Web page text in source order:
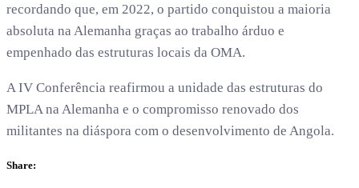
recordando que, em 2022, o partido conquistou a maioria
absoluta na Alemanha graças ao trabalho árduo e
empenhado das estruturas locais da OMA.
A IV Conferência reafirmou a unidade das estruturas do
MPLA na Alemanha e o compromisso renovado dos
militantes na diáspora com o desenvolvimento de Angola.
Share: